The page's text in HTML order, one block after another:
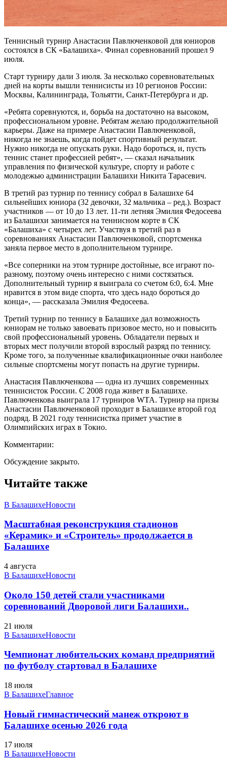
Теннисный турнир Анастасии Павлюченковой для юниоров
состоялся в СК «Балашиха». Финал соревнований прошел 9
июля.
Старт турниру дали 3 июля. За несколько соревновательных
дней на корты вышли теннисисты из 10 регионов России:
Москвы, Калининграда, Тольятти, Санкт-Петербурга и др.
«Ребята соревнуются, и, борьба на достаточно на высоком,
профессиональном уровне. Ребятам желаю продолжительной
карьеры. Даже на примере Анастасии Павлюченковой,
никогда не знаешь, когда пойдет спортивный результат.
Нужно никогда не опускать руки. Надо бороться, и, пусть
теннис станет профессией ребят», — сказал начальник
управления по физической культуре, спорту и работе с
молодежью администрации Балашихи Никита Тарасевич.
В третий раз турнир по теннису собрал в Балашихе 64
сильнейших юниора (32 девочки, 32 мальчика – ред.). Возраст
участников — от 10 до 13 лет. 11-ти летняя Эмилия Федосеева
из Балашихи занимается на теннисном корте в СК
«Балашиха» с четырех лет. Участвуя в третий раз в
соревнованиях Анастасии Павлюченковой, спортсменка
заняла первое место в дополнительном турнире.
«Все соперники на этом турнире достойные, все играют по-
разному, поэтому очень интересно с ними состязаться.
Дополнительный турнир я выиграла со счетом 6:0, 6:4. Мне
нравится в этом виде спорта, что здесь надо бороться до
конца», — рассказала Эмилия Федосеева.
Третий турнир по теннису в Балашихе дал возможность
юниорам не только завоевать призовое место, но и повысить
свой профессиональный уровень. Обладатели первых и
вторых мест получили второй взрослый разряд по теннису.
Кроме того, за полученные квалификационные очки наиболее
сильные спортсмены могут попасть на другие турниры.
Анастасия Павлюченкова — одна из лучших современных
теннисисток России. С 2008 года живет в Балашихе.
Павлюченкова выиграла 17 турниров WTA. Турнир на призы
Анастасии Павлюченковой проходит в Балашихе второй год
подряд. В 2021 году теннисистка примет участие в
Олимпийских играх в Токио.
Комментарии:
Обсуждение закрыто.
Читайте также
В БалашихеНовости
Масштабная реконструкция стадионов
«Керамик» и «Строитель» продолжается в
Балашихе
4 августа
В БалашихеНовости
Около 150 детей стали участниками
соревнований Дворовой лиги Балашихи..
21 июля
В БалашихеНовости
Чемпионат любительских команд предприятий
по футболу стартовал в Балашихе
18 июля
В БалашихеГлавное
Новый гимнастический манеж откроют в
Балашихе осенью 2026 года
17 июля
В БалашихеНовости